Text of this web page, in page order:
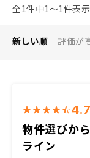
全1件中1〜1件表
新しい順 評価が
4.7
物件選びか
ライン